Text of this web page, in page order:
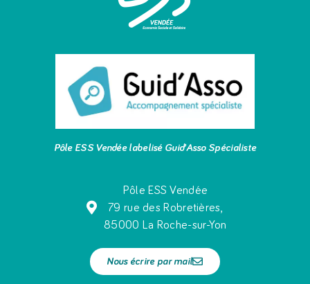
Pôle ESS Vendée labelisé Guid’Asso Spécialiste
Pôle ESS Vendée
79 rue des Robretières,
85000 La Roche-sur-Yon
Nous écrire par mail